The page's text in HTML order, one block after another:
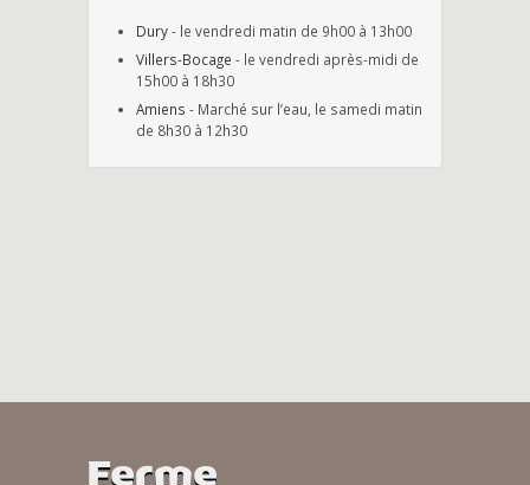
Dury- le vendredi matin de 9h00 à 13h00
Villers-Bocage - le vendredi après-midi de
15h00 à 18h30
Amiens - Marché sur l’eau, le samedi matin
de 8h30 à 12h30
Ferme